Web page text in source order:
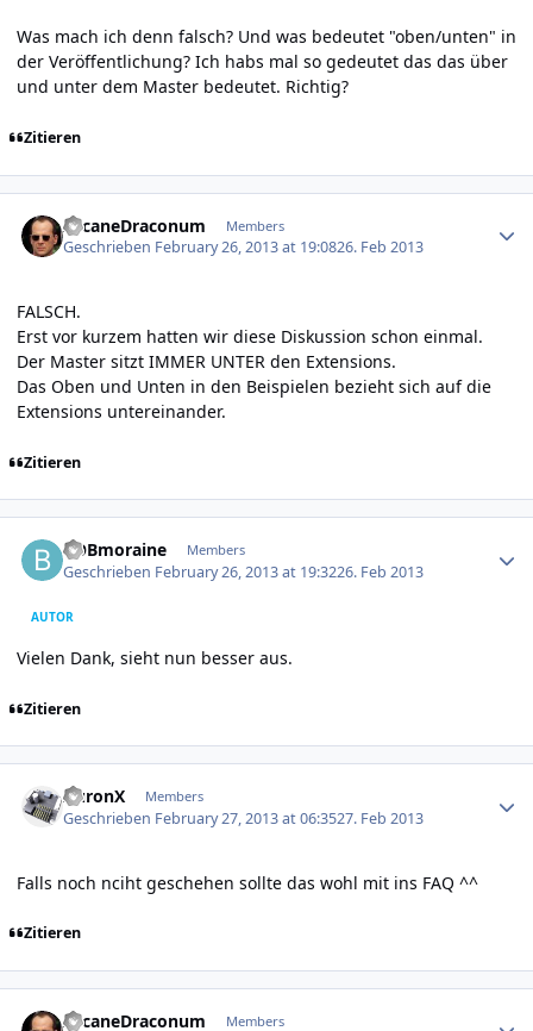
Was mach ich denn falsch? Und was bedeutet "oben/unten" in
der Veröffentlichung? Ich habs mal so gedeutet das das über
und unter dem Master bedeutet. Richtig?
Zitieren
ArcaneDraconum Members
Geschrieben February 26, 2013 at 19:0826. Feb 2013
FALSCH.
Erst vor kurzem hatten wir diese Diskussion schon einmal.
Der Master sitzt IMMER UNTER den Extensions.
Das Oben und Unten in den Beispielen bezieht sich auf die
Extensions untereinander.
Zitieren
BOBmoraine Members
Geschrieben February 26, 2013 at 19:3226. Feb 2013
AUTOR
Vielen Dank, sieht nun besser aus.
Zitieren
AuronX Members
Geschrieben February 27, 2013 at 06:3527. Feb 2013
Falls noch nciht geschehen sollte das wohl mit ins FAQ ^^
Zitieren
ArcaneDraconum Members